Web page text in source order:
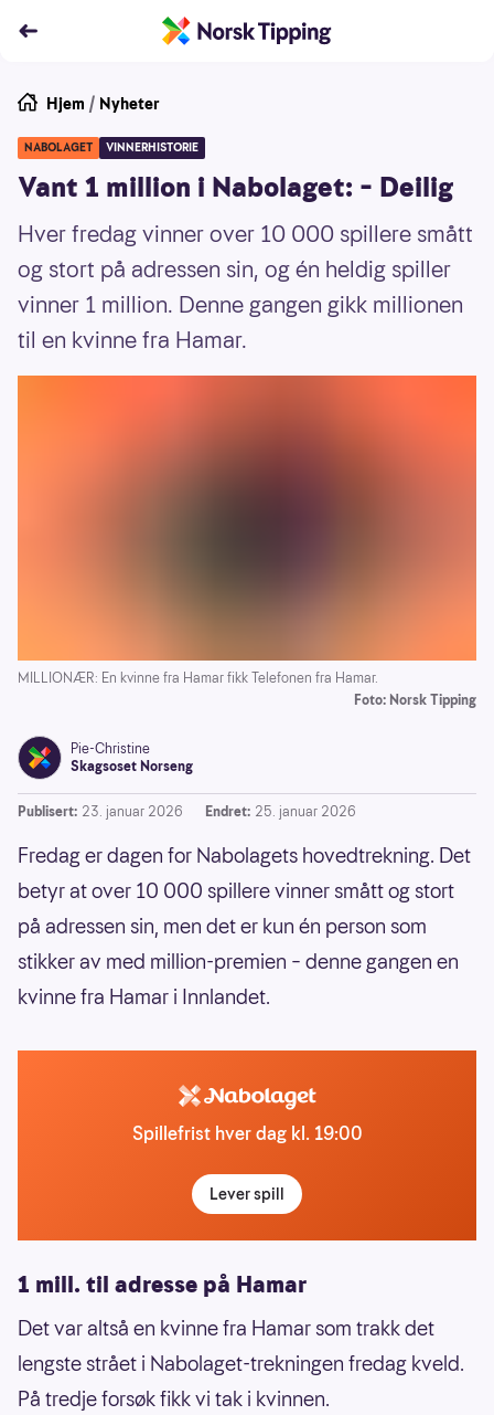
Hjem / Nyheter
NABOLAGET VINNERHISTORIE
Vant 1 million i Nabolaget: – Deilig
Hver fredag vinner over 10 000 spillere smått
og stort på adressen sin, og én heldig spiller
vinner 1 million. Denne gangen gikk millionen
til en kvinne fra Hamar.
MILLIONÆR: En kvinne fra Hamar fikk Telefonen fra Hamar.
Foto: Norsk Tipping
Pie-Christine
Skagsoset Norseng
Publisert: 23. januar 2026 Endret: 25. januar 2026
Fredag er dagen for Nabolagets hovedtrekning. Det
betyr at over 10 000 spillere vinner smått og stort
på adressen sin, men det er kun én person som
stikker av med million-premien – denne gangen en
kvinne fra Hamar i Innlandet.
Spillefrist hver dag kl. 19:00
Lever spill
1 mill. til adresse på Hamar
Det var altså en kvinne fra Hamar som trakk det
lengste strået i Nabolaget-trekningen fredag kveld.
På tredje forsøk fikk vi tak i kvinnen.